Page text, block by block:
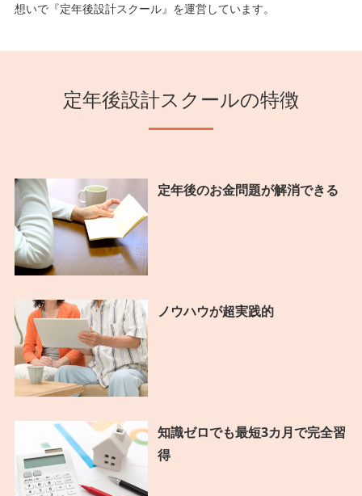
想いで『定年後設計スクール』を運営しています。
定年後設計スクールの特徴
定年後のお金問題が解消できる
ノウハウが超実践的
知識ゼロでも最短3カ月で完全習
得